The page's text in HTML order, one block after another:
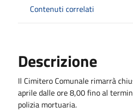
Contenuti correlati
Descrizione
Il Cimitero Comunale rimarrà
aprile dalle ore 8,00 fino al
polizia mortuaria.